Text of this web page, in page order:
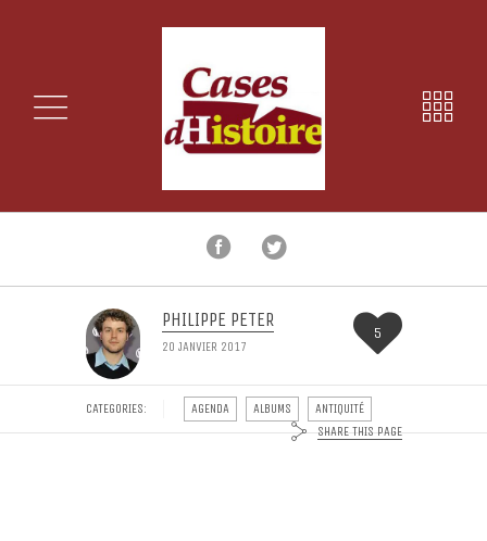
PHILIPPE PETER
20 JANVIER 2017
5
CATEGORIES: AGENDA ALBUMS
ANTIQUITÉ
SHARE THIS PAGE